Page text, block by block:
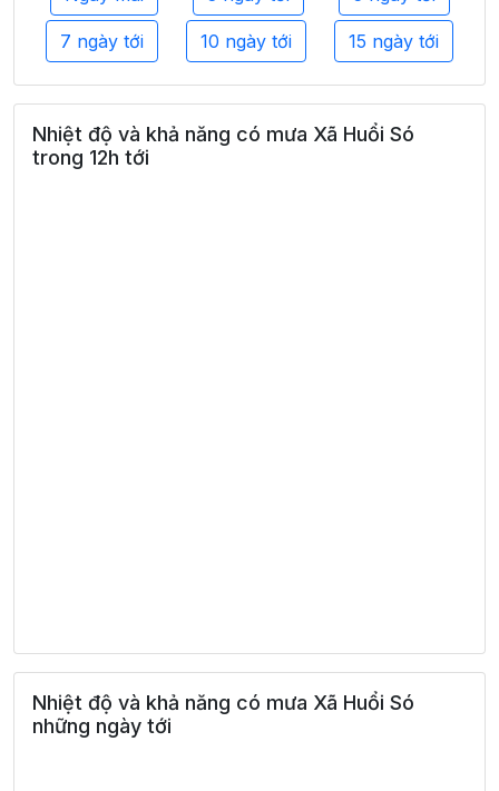
7 ngày tới 10 ngày tới 15 ngày tới
Nhiệt độ và khả năng có mưa Xã Huổi Só
trong 12h tới
Nhiệt độ và khả năng có mưa Xã Huổi Só
những ngày tới